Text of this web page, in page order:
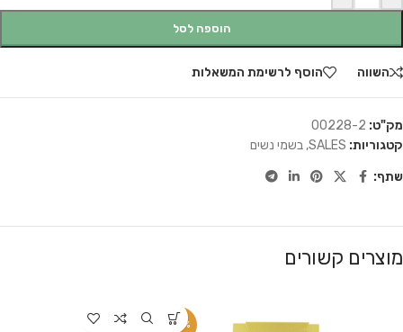
הוספה לסל
השווה הוסף לרשימת המשאלות
מק"ט: 00228-2
קטגוריות: SALES
, בשמי נשים
שתף:
מוצרים קשורים
-40%